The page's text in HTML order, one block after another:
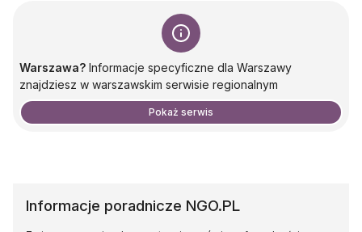
Warszawa? Informacje specyficzne dla Warszawy
znajdziesz w warszawskim serwisie regionalnym
Pokaż serwis
Informacje poradnicze NGO.PL